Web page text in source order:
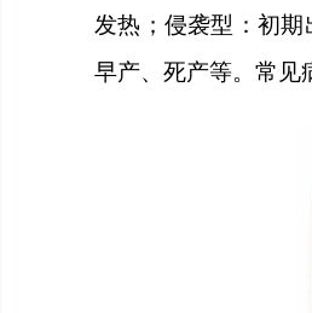
发热 ； 侵袭型：初期
早产、死产等。常见